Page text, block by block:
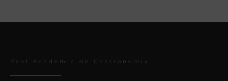
Real Academia de Gastronomía